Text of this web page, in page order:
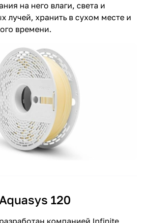
на него влаги, света и
лучей, хранить в сухом месте и
времени.
Aquasys 120